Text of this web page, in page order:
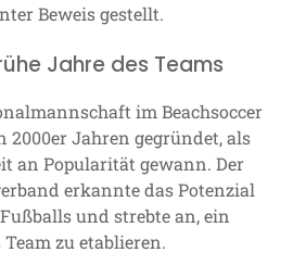
Beweis gestellt.
Jahre des Teams
im Beachsoccer
Jahren gegründet, als
an Popularität gewann. Der
erkannte das Potenzial
und strebte an, ein
zu etablieren.